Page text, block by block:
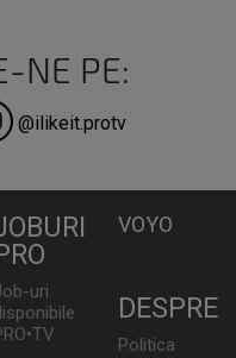
NE PE:
@ilikeit.protv
uri
VOYO
DESPRE
Politica